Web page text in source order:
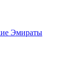
Эмираты